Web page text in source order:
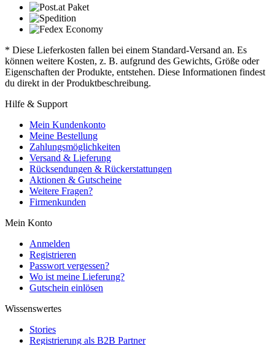
* Diese Lieferkosten fallen bei einem Standard-Versand an. Es
können weitere Kosten, z. B. aufgrund des Gewichts, Größe oder
Eigenschaften der Produkte, entstehen. Diese Informationen findest
du direkt in der Produktbeschreibung.
Hilfe & Support
Mein Kundenkonto
Meine Bestellung
Zahlungsmöglichkeiten
Versand & Lieferung
Rücksendungen & Rückerstattungen
Aktionen & Gutscheine
Weitere Fragen?
Firmenkunden
Mein Konto
Anmelden
Registrieren
Passwort vergessen?
Wo ist meine Lieferung?
Gutschein einlösen
Wissenswertes
Stories
Registrierung als B2B Partner